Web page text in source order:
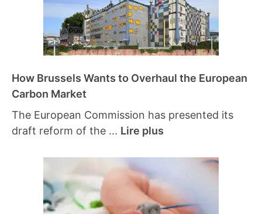
How Brussels Wants to Overhaul the European
Carbon Market
The European Commission has presented its
draft reform of the ... Lire plus